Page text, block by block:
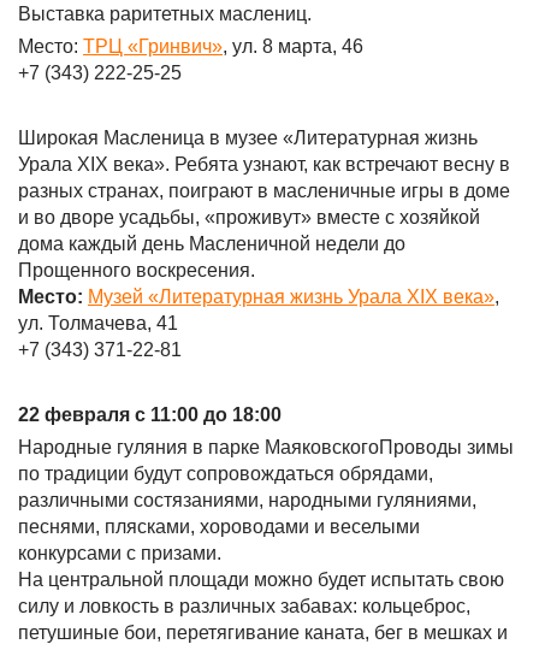
Выставка раритетных маслениц.
Место: ТРЦ «Гринвич», ул. 8 марта, 46
+7 (343) 222-25-25
Широкая Масленица в музее «Литературная жизнь
Урала XIX века». Ребята узнают, как встречают весну в
разных странах, поиграют в масленичные игры в доме
и во дворе усадьбы, «проживут» вместе с хозяйкой
дома каждый день Масленичной недели до
Прощенного воскресения.
Место: Музей «Литературная жизнь Урала XIX века»,
ул. Толмачева, 41
+7 (343) 371-22-81
22 февраля с 11:00 до 18:00
Народные гуляния в парке МаяковскогоПроводы зимы
по традиции будут сопровождаться обрядами,
различными состязаниями, народными гуляниями,
песнями, плясками, хороводами и веселыми
конкурсами с призами.
На центральной площади можно будет испытать свою
силу и ловкость в различных забавах: кольцеброс,
петушиные бои, перетягивание каната, бег в мешках и